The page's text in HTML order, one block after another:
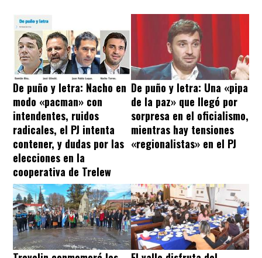
De puño y letra: Nacho en
modo «pacman» con
intendentes, ruidos
radicales, el PJ intenta
contener, y dudas por las
elecciones en la
cooperativa de Trelew
De puño y letra: Una «pipa
de la paz» que llegó por
sorpresa en el oficialismo,
mientras hay tensiones
«regionalistas» en el PJ